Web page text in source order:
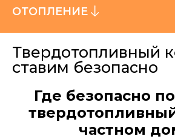
ОТОПЛЕНИЕ
Твердотопливный
ставим безопасно
Где безопасно
частном